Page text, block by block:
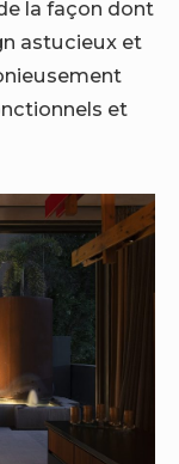
la façon dont
astucieux et
et